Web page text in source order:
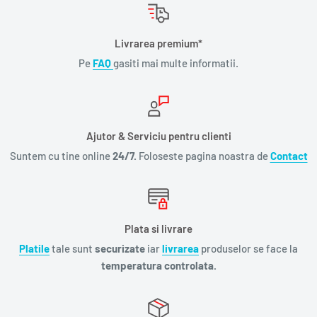
Livrarea premium*
Pe FAQgasiti mai multe informatii.
Ajutor & Serviciu pentru clienti
Suntem cu tine online24/7. Foloseste pagina noastra deContact
Plata si livrare
Platiletale sunt securizate iarlivrarea produselor se face la
temperatura controlata.